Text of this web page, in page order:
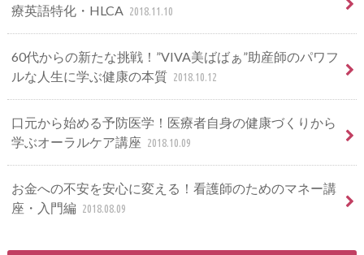
療英語特化・HLCA 2018.11.10
60代からの新たな挑戦！”VIVA美ばばぁ”助産師のパワフ
ルな人生に学ぶ健康の本質 2018.10.12
口元から始める予防医学！医療者自身の健康づくりから
学ぶオーラルケア講座 2018.10.09
お金への不安を安心に変える！看護師のためのマネー講
座・入門編 2018.08.09